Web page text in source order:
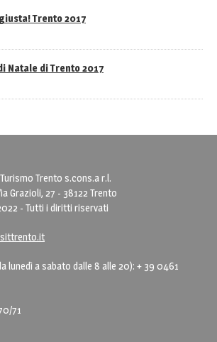
Trento 2017
Natale di Trento 2017
Trento s.cons.a r.l.
Grazioli, 27 - 38122 Trento
- Tutti i diritti riservati
lunedì a sabato dalle 8 alle 20): + 39 0461
71